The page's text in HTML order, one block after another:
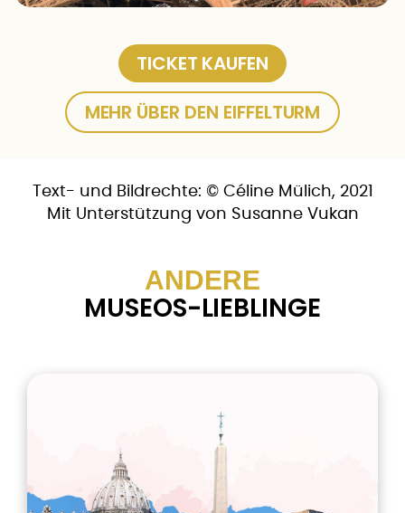
TICKET KAUFEN
MEHR ÜBER DEN EIFFELTURM
Text- und Bildrechte: © Céline Mülich, 2021
Mit Unterstützung von Susanne Vukan
ANDERE
MUSEOS-LIEBLINGE